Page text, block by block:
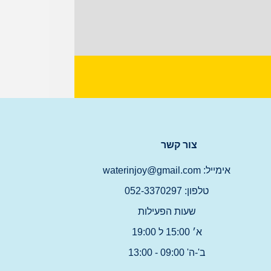
צור קשר
אימייל: waterinjoy@gmail.com
טלפון: 052-3370297
שעות הפעילות
א׳ 15:00 ל 19:00
ב'-ה' 09:00 - 13:00